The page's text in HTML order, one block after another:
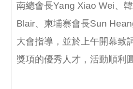
南總會長Yang Xiao Wei、
Blair、柬埔寨會長Sun
大會指導，並於上午開幕致
獎項的優秀人才，活動順利